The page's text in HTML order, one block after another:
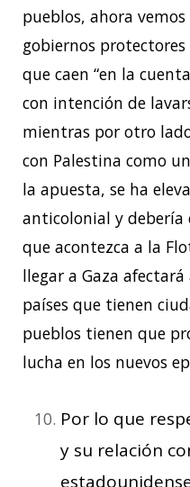
pueblos, ahora
gobiernos
que caen “en la
con intención de
mientras por otro
con Palestina como
la apuesta, se ha
anticolonial y debería
que acontezca a la
llegar a Gaza
países que tienen
pueblos tienen que
lucha en los nuevos
Por lo que
y su relación